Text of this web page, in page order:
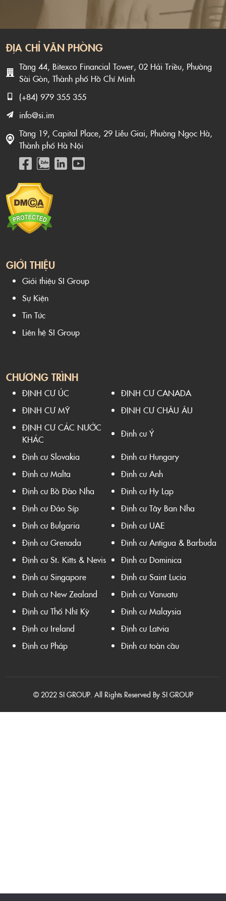
ĐỊA CHỈ VĂN PHÒNG
Tầng 44, Bitexco Financial Tower, 02 Hải Triều, Phường
Sài Gòn, Thành phố Hồ Chí Minh
(+84) 979 355 355
info@si.im
Tầng 19, Capital Place, 29 Liễu Giai, Phường Ngọc Hà,
Thành phố Hà Nội
GIỚI THIỆU
Giới thiệu SI Group
Sự Kiện
Tin Tức
Liên hệ SI Group
CHƯƠNG TRÌNH
ĐỊNH CƯ ÚC
ĐỊNH CƯ CANADA
ĐỊNH CƯ MỸ
ĐỊNH CƯ CHÂU ÂU
ĐỊNH CƯ CÁC NƯỚC
KHÁC
Định cư Ý
Định cư Slovakia
Định cư Hungary
Định cư Malta
Định cư Anh
Định cư Bồ Đào Nha
Định cư Hy Lạp
Định cư Đảo Síp
Định cư Tây Ban Nha
Định cư Bulgaria
Định cư UAE
Định cư Grenada
Định cư Antigua & Barbuda
Định cư St. Kitts & Nevis
Định cư Dominica
Định cư Singapore
Định cư Saint Lucia
Định cư New Zealand
Định cư Vanuatu
Định cư Thổ Nhĩ Kỳ
Định cư Malaysia
Định cư Ireland
Định cư Latvia
Định cư Pháp
Định cư toàn cầu
© 2022 SI GROUP. All Rights Reserved By SI GROUP